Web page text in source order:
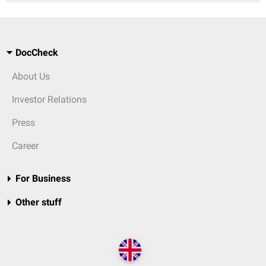
DocCheck
About Us
Investor Relations
Press
Career
For Business
Other stuff